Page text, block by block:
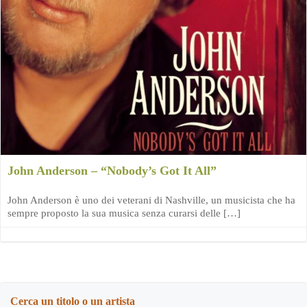
John Anderson – “Nobody’s Got It All”
John Anderson è uno dei veterani di Nashville, un musicista che ha
sempre proposto la sua musica senza curarsi delle […]
Cerca un titolo o un artista